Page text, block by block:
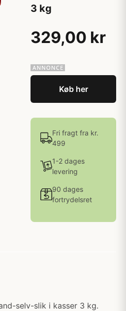
3 kg
329,00 kr
Køb her
Fri fragt fra kr.
499
1-2 dages
levering
90 dages
fortrydelsret
selv-slik i kasser 3 kg.